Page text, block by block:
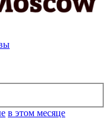
в этом месяце